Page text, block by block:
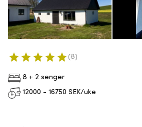
8 + 2 senger
12000 - 16750 SEK/uke
( 8 )